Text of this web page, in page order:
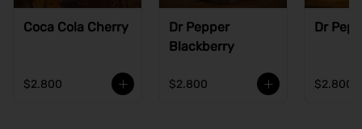
Coca Cola Cherry
$2.800
Dr Pepper
Blackberry
$2.800
Dr
$2.800